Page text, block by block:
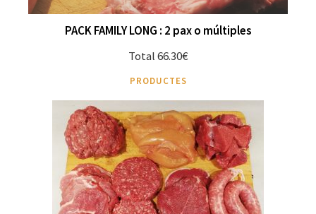
PACK FAMILY LONG : 2 pax o múltiples
Total 66.30€
PRODUCTES